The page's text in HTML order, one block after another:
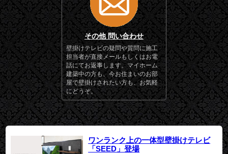
その他 問い合わせ
壁掛けテレビの疑問や質問に施工
担当者が直接メールもしくはお電
話にてお返事します。マイホーム
建築中の方も、今お住まいのお部
屋で壁掛けされたい方も、お気軽
にどうぞ。
ワンランク上の一体型壁掛けテレビ
「SEED」登場